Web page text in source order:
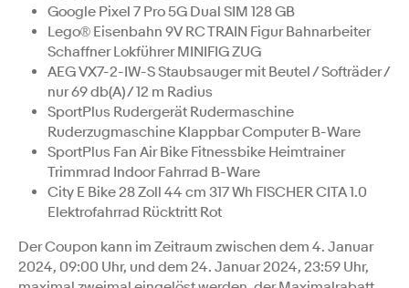
Google Pixel 7 Pro 5G Dual SIM 128 GB
Lego® Eisenbahn 9V RC TRAIN Figur Bahnarbeiter
Schaffner Lokführer MINIFIG ZUG
AEG VX7-2-IW-S Staubsauger mit Beutel / Softräder /
nur 69 db(A) / 12 m Radius
SportPlus Rudergerät Rudermaschine
Ruderzugmaschine Klappbar Computer B-Ware
SportPlus Fan Air Bike Fitnessbike Heimtrainer
Trimmrad Indoor Fahrrad B-Ware
City E Bike 28 Zoll 44 cm 317 Wh FISCHER CITA 1.0
Elektrofahrrad Rücktritt Rot
Der Coupon kann im Zeitraum zwischen dem 4. Januar
2024, 09:00 Uhr, und dem 24. Januar 2024, 23:59 Uhr,